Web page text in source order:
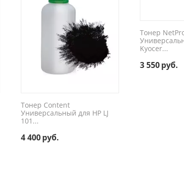
Тонер Content
Универсальный для HP LJ
101...
4 400руб.
Тонер
Kyocer...
3 550руб.